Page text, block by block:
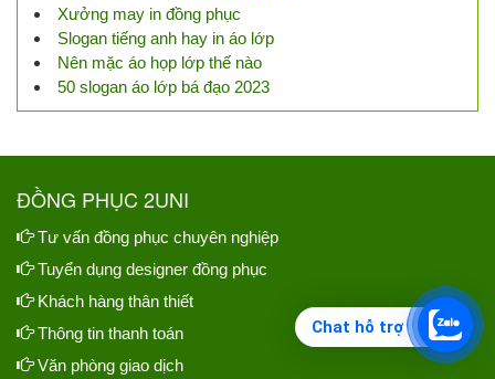
Xưởng may in đồng phục
Slogan tiếng anh hay in áo lớp
Nên mặc áo họp lớp thế nào
50 slogan áo lớp bá đạo 2023
ĐỒNG PHỤC 2UNI
Tư vấn đồng phục chuyên nghiệp
Tuyển dụng designer đồng phục
Khách hàng thân thiết
Thông tin thanh toán
Văn phòng giao dịch
Chat hỗ trợ